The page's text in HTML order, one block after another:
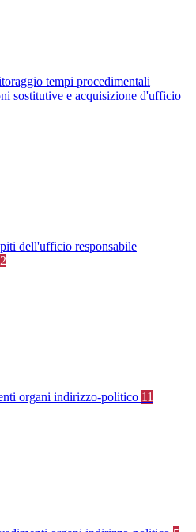
tempi procedimentali
sostitutive e acquisizione d'ufficio
dell'ufficio responsabile
organi indirizzo-politico 11